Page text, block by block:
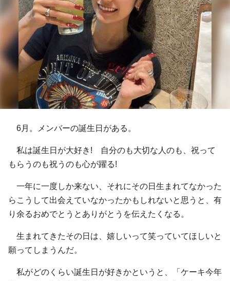
6月。メンバーの誕生日がある。
私は誕生日が大好き! 自分のも大切な人のも、祝って
もらうのも祝うのも心が躍る!
一年に一度しか来ない、それにその日生まれてなかった
らこうして出会えていなかったかもしれないと思うと、有
り余るおめでとうとありがとうを伝えたくなる。
生まれてきたその日は、嬉しいって笑っていてほしいと
願ってしまうんだ。
私がどのくらい誕生日が好きかというと、「ケーキ今年